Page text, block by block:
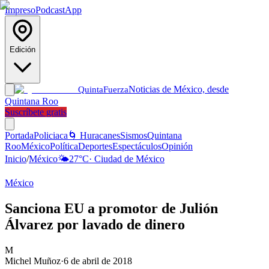
ImpresoPodcastApp
Edición
QuintaFuerzaNoticias de México, desde
Quintana Roo
Suscríbete gratis
PortadaPoliciaca 🌀 HuracanesSismosQuintana
RooMéxicoPolíticaDeportesEspectáculosOpinión
Inicio/México🌤️27°C· Ciudad de México
México
Sanciona EU a promotor de Julión
Álvarez por lavado de dinero
M
Michel Muñoz·6 de abril de 2018